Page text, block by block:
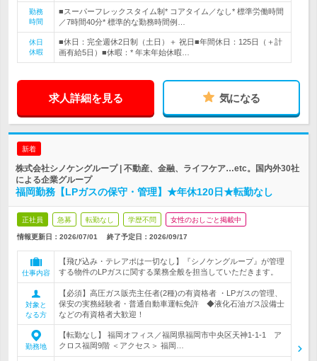
勤務
時間
■スーパーフレックスタイム制* コアタイム／なし* 標準労働時間
／7時間40分* 標準的な勤務時間例…
休日
休暇
■休日：完全週休2日制（土日）＋ 祝日■年間休日：125日（＋計
画有給5日）■休暇：* 年末年始休暇…
求人詳細を見る 気になる
新着
株式会社シノケングループ | 不動産、金融、ライフケア…etc。国内外30社
による企業グループ
福岡勤務【LPガスの保守・管理】★年休120日★転勤なし
正社員 急募 転勤なし 学歴不問 女性のおしごと掲載中
情報更新日：2026/07/01 終了予定日： 2026/09/17
仕事内容
【飛び込み・テレアポは一切なし】『シノケングループ』が管理
する物件のLPガスに関する業務全般を担当していただきます。
対象と
なる方
【必須】高圧ガス販売主任者(2種)の有資格者 ・LPガスの管理、
保安の実務経験者・普通自動車運転免許 ◆液化石油ガス設備士
などの有資格者大歓迎！
勤務地
【転勤なし】 福岡オフィス／福岡県福岡市中央区天神1-1-1 ア
クロス福岡9階 ＜アクセス＞ 福岡…